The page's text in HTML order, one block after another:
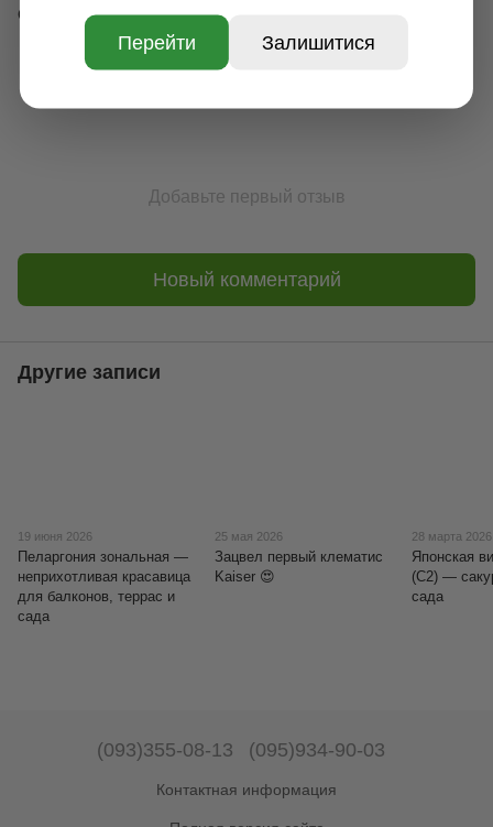
Обсуждение
Добавьте первый отзыв
Новый комментарий
Другие записи
19 июня 2026
Пеларгония зональная —
неприхотливая красавица
для балконов, террас и
сада
25 мая 2026
Зацвел первый клематис
Kaiser 😍
28 марта 2026
Японская
(C2) —
сада
(093)355-08-13 (095)934-90-03
Контактная информация
Перейти Залишитися